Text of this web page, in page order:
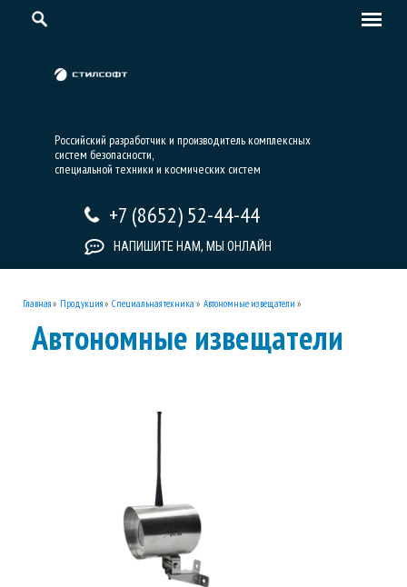
Российский разработчик и производитель комплексных
систем безопасности,
специальной техники и космических систем
+7 (8652) 52-44-44
НАПИШИТЕ НАМ, МЫ ОНЛАЙН
Главная» Продукция» Специальная техника » Автономные извещатели »
Автономные извещатели